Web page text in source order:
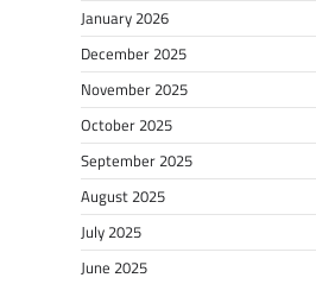
January 2026
December 2025
November 2025
October 2025
September 2025
August 2025
July 2025
June 2025